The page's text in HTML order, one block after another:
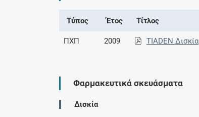
Τύπος Έτος Τίτλος
ΠΧΠ 2009 TIADEN Δισκία
Φαρμακευτικά σκευάσματα
Δισκία